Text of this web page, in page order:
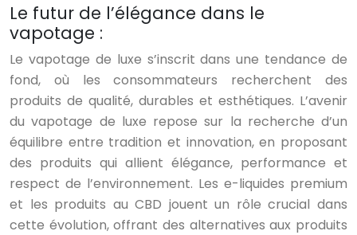
Le futur de l’élégance dans le
vapotage :
Le vapotage de luxe s’inscrit dans une tendance de
fond, où les consommateurs recherchent des
produits de qualité, durables et esthétiques. L’avenir
du vapotage de luxe repose sur la recherche d’un
équilibre entre tradition et innovation, en proposant
des produits qui allient élégance, performance et
respect de l’environnement. Les e-liquides premium
et les produits au CBD jouent un rôle crucial dans
cette évolution, offrant des alternatives aux produits